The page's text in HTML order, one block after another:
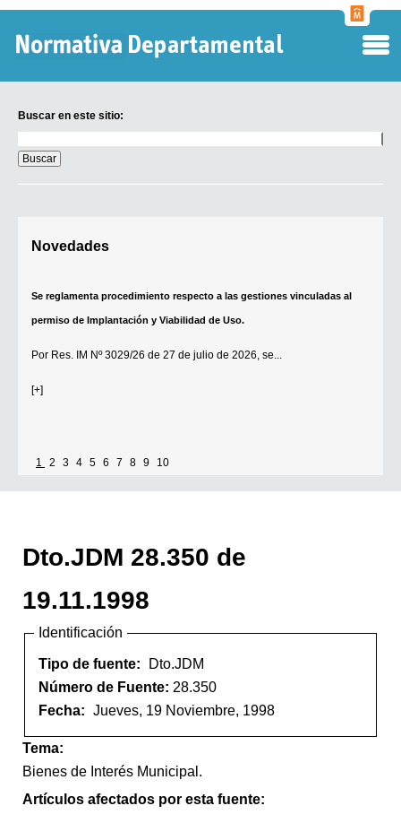
Buscar en este sitio:
en
este
sitio:
Novedades
Se reglamenta procedimiento respecto a las gestiones vinculadas al
permiso de Implantación y Viabilidad de Uso.
Por Res. IM Nº 3029/26 de 27 de julio de 2026, se...
[+]
1 2 3 4 5 6 7 8 9 10
Dto.JDM 28.350 de
19.11.1998
Identificación
Tipo de fuente:
Dto.JDM
Número de Fuente: 28.350
Fecha: Jueves, 19 Noviembre, 1998
Tema:
Bienes de Interés Municipal.
Artículos afectados por esta fuente: